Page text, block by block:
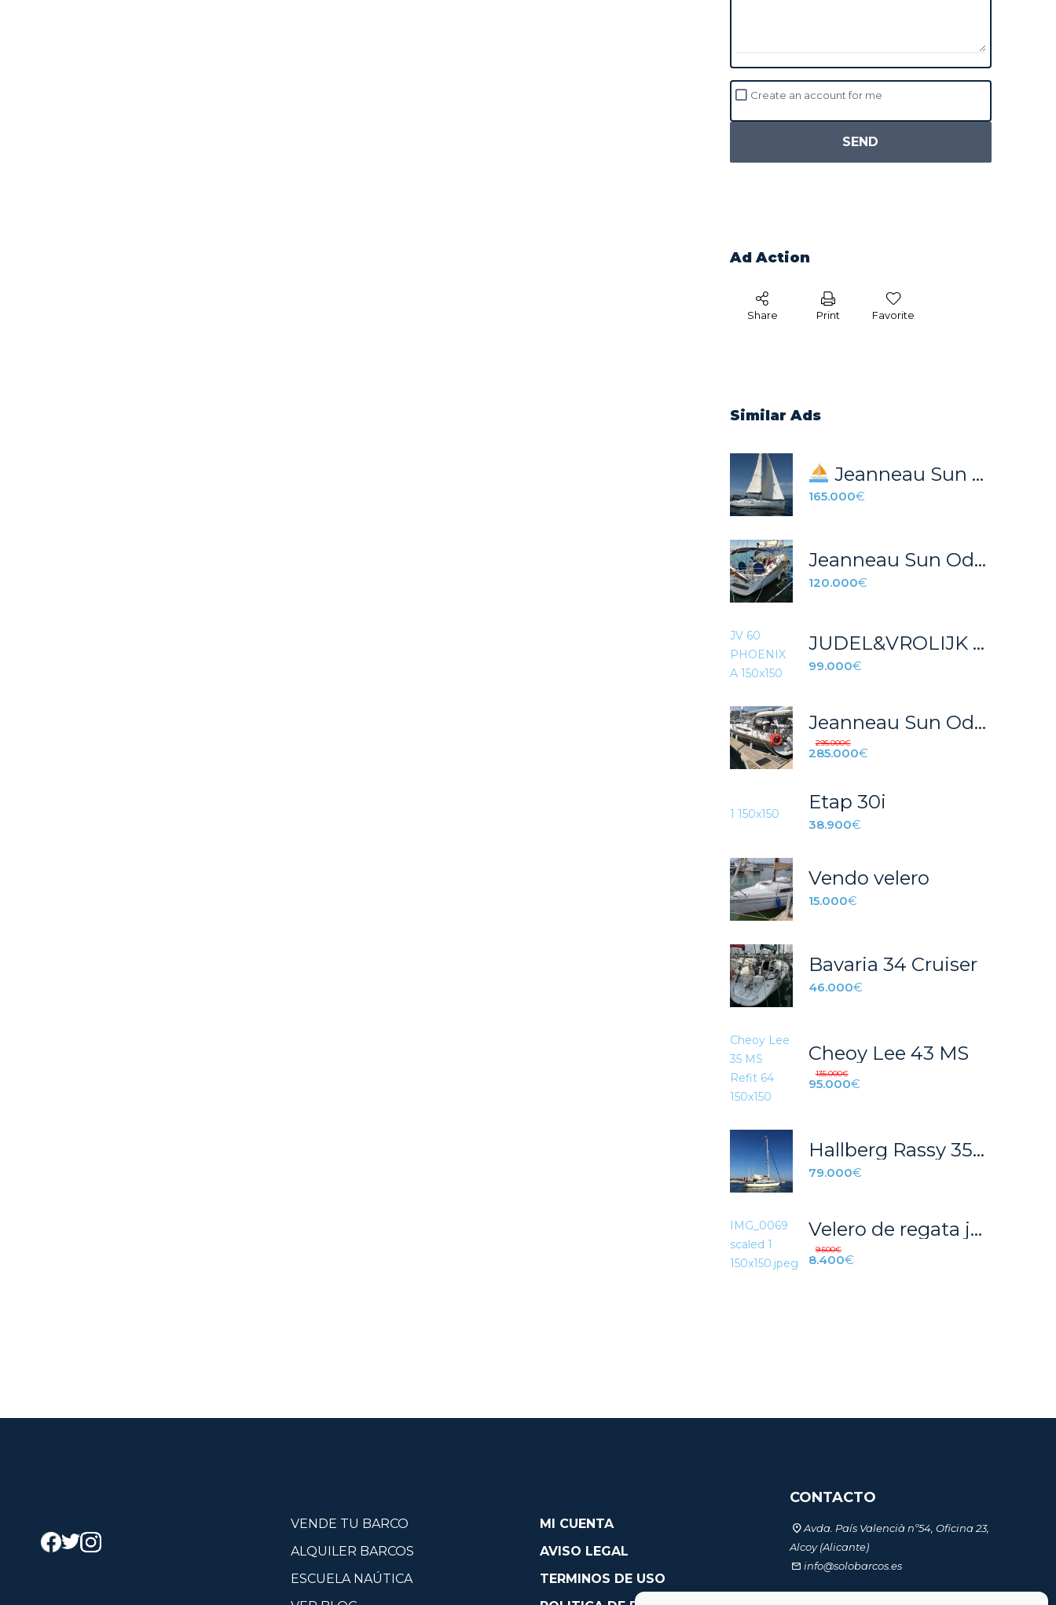
Create an account for me
SEND
Ad Action
Share Print Favorite
Similar Ads
Jeanneau Sun Odyssey 49 DS – Excelente estado – venta directa
165.000€
Jeanneau Sun Odyssey 43 – REF 007T
120.000€
JUDEL&VROLIJK 60 PHOENIX
99.000€
Jeanneau Sun Odyssey 509 (2012)
295.000€
285.000€
Etap 30i
38.900€
Vendo velero
15.000€
Bavaria 34 Cruiser
46.000€
Cheoy Lee 43 MS
135.000€
95.000€
Hallberg Rassy 352 Scandinavia
79.000€
Velero de regata jenneau sun fast 20
9.500€
8.400€
VENDE TU BARCO
ALQUILER BARCOS
ESCUELA NAÚTICA
MI CUENTA
AVISO LEGAL
TERMINOS DE USO
CONTACTO
Avda. País Valencià nº54, Oficina 23,
Alcoy (Alicante)
info@solobarcos.es